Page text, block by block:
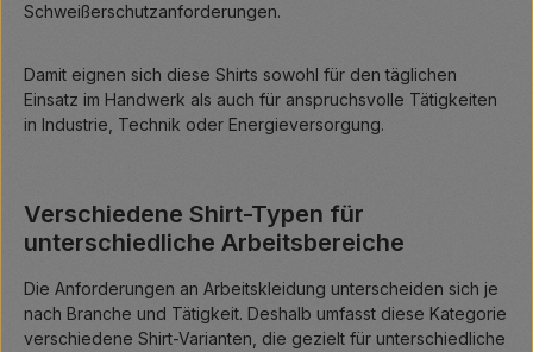
Schweißerschutzanforderungen.
Damit eignen sich diese Shirts sowohl für den täglichen
Einsatz im Handwerk als auch für anspruchsvolle Tätigkeiten
in Industrie, Technik oder Energieversorgung.
Verschiedene Shirt-Typen für
unterschiedliche Arbeitsbereiche
Die Anforderungen an Arbeitskleidung unterscheiden sich je
nach Branche und Tätigkeit. Deshalb umfasst diese Kategorie
verschiedene Shirt-Varianten, die gezielt für unterschiedliche